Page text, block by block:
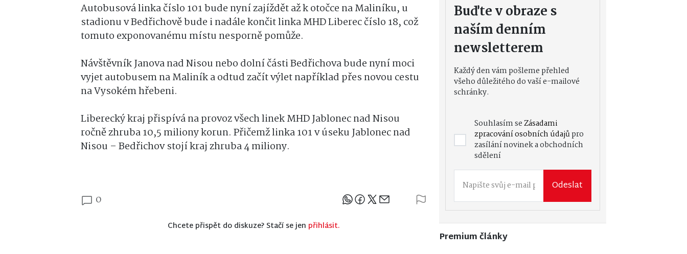
Autobusová linka číslo 101 bude nyní zajíždět až k otočce na Maliníku, u
stadionu v Bedřichově bude i nadále končit linka MHD Liberec číslo 18, což
tomuto exponovanému místu nesporně pomůže.
Návštěvník Janova nad Nisou nebo dolní části Bedřichova bude nyní moci
vyjet autobusem na Maliník a odtud začít výlet například přes novou cestu
na Vysokém hřebeni.
Liberecký kraj přispívá na provoz všech linek MHD Jablonec nad Nisou
ročně zhruba 10,5 miliony korun. Přičemž linka 101 v úseku Jablonec nad
Nisou – Bedřichov stojí kraj zhruba 4 miliony.
0
Sdílejte článek
Chcete přispět do diskuze? Stačí se jen přihlásit.
Buďte v obraze s
naším denním
newsletterem
Každý den vám pošleme přehled
všeho důležitého do vaší e-mailové
schránky.
Souhlasím seZásadami
zpracování osobních údajůpro
zasílání novinek a obchodních
sdělení
Odeslat
Premium články